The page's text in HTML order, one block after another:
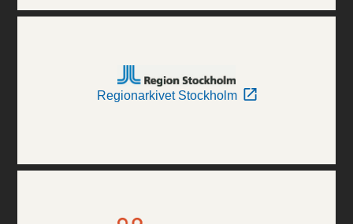
Regionarkivet Stockholm